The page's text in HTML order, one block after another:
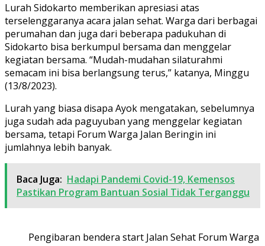
Lurah Sidokarto memberikan apresiasi atas
terselenggaranya acara jalan sehat. Warga dari berbagai
perumahan dan juga dari beberapa padukuhan di
Sidokarto bisa berkumpul bersama dan menggelar
kegiatan bersama. “Mudah-mudahan silaturahmi
semacam ini bisa berlangsung terus,” katanya, Minggu
(13/8/2023).
Lurah yang biasa disapa Ayok mengatakan, sebelumnya
juga sudah ada paguyuban yang menggelar kegiatan
bersama, tetapi Forum Warga Jalan Beringin ini
jumlahnya lebih banyak.
Baca Juga: Hadapi Pandemi Covid-19, Kemensos
Pastikan Program Bantuan Sosial Tidak Terganggu
Pengibaran bendera start Jalan Sehat Forum